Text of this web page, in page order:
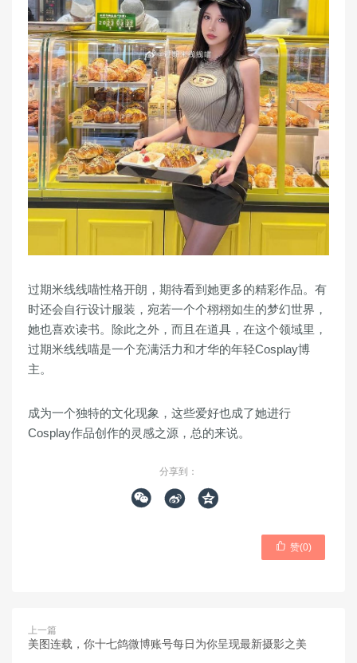
过期米线线喵性格开朗，期待看到她更多的精彩作品。有
时还会自行设计服装，宛若一个个栩栩如生的梦幻世界，
她也喜欢读书。除此之外，而且在道具，在这个领域里，
过期米线线喵是一个充满活力和才华的年轻Cosplay博
主。
成为一个独特的文化现象，这些爱好也成了她进行
Cosplay作品创作的灵感之源，总的来说。
分享到：
  
 赞(0)
上一篇
美图连载，你十七鸽微博账号每日为你呈现最新摄影之美